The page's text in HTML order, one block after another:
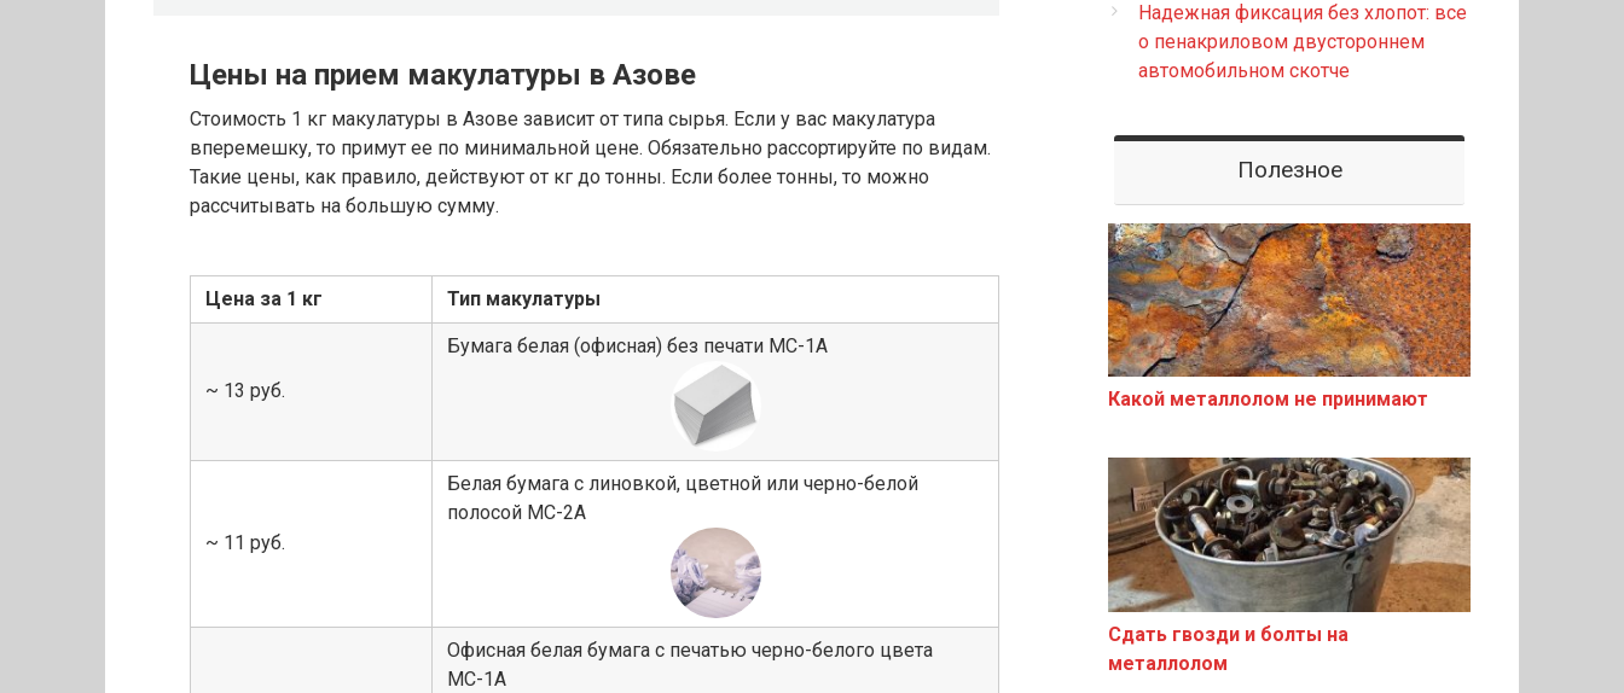
Цены на прием макулатуры в Азове
Стоимость 1 кг макулатуры в Азове зависит от типа сырья. Если у вас макулатура
вперемешку, то примут ее по минимальной цене. Обязательно рассортируйте по видам.
Такие цены, как правило, действуют от кг до тонны. Если более тонны, то можно
рассчитывать на большую сумму.
Цена за 1 кг Тип макулатуры
~ 13 руб.
Бумага белая (офисная) без печати МС-1А
~ 11 руб.
Белая бумага с линовкой, цветной или черно-белой
полосой МС-2А
Офисная белая бумага с печатью черно-белого цвета
МС-1А
Надежная фиксация без хлопот: все
о пенакриловом двустороннем
автомобильном скотче
Полезное
Какой металлолом не принимают
Сдать гвозди и болты на
металлолом